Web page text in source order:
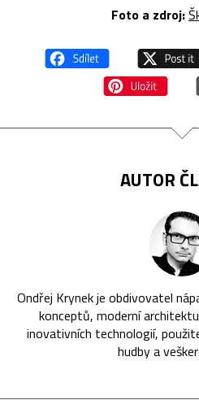
Foto a zdroj:
AUTOR
Ondřej Krynek je obdivovatel
konceptů, moderní
inovativních technologií,
hudby a